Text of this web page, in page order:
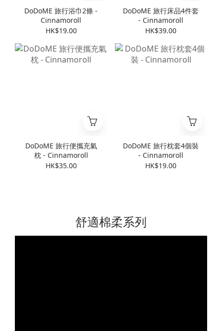
DoDoME 旅行浴巾2條 -
Cinnamoroll
HK$19.00
DoDoME 旅行床品4件套
- Cinnamoroll
HK$39.00
DoDoME 旅行便攜充氣
枕 - Cinnamoroll
HK$35.00
DoDoME 旅行枕套4個裝
- Cinnamoroll
HK$19.00
舒適棉柔系列